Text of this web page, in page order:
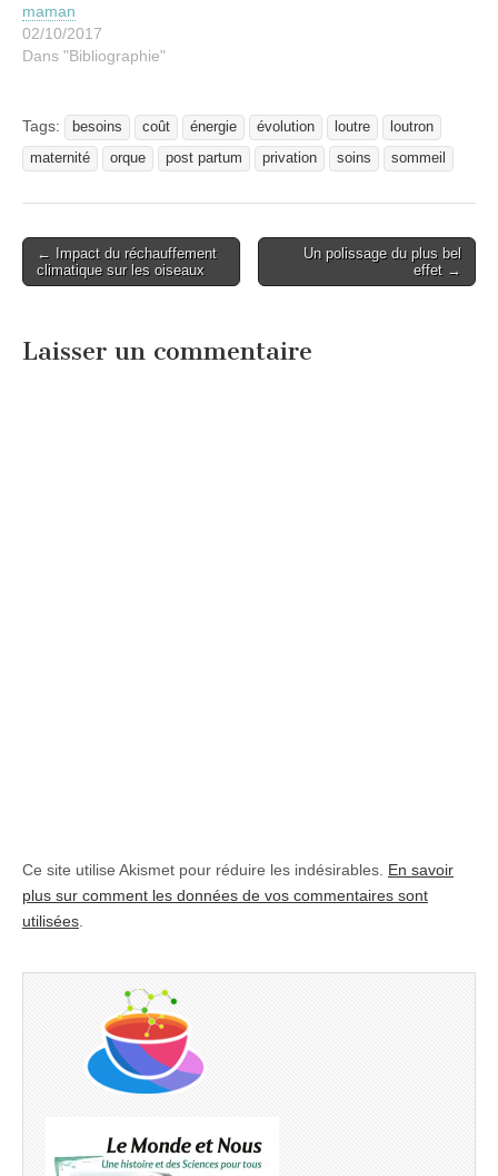
maman
02/10/2017
Dans "Bibliographie"
Tags: besoins coût énergie évolution loutre
loutron
maternité
orque post partum privation soins sommeil
Post
navigation
← Impact du réchauffement
climatique sur les oiseaux
Un polissage du plus bel
effet →
Laisser un commentaire
Ce site utilise Akismet pour réduire les indésirables. En savoir
plus sur comment les données de vos commentaires sont
utilisées